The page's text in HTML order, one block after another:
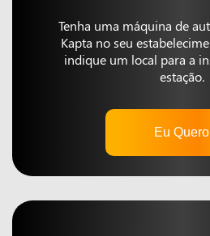
Tenha uma máquina de
Kapta no seu
indique um local para a
estação.
Eu Quero